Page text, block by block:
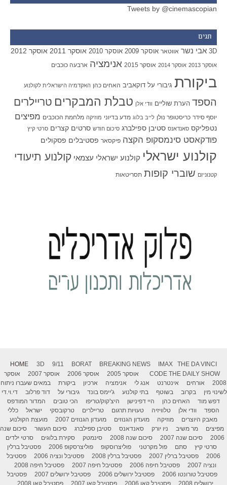
Tweets by @cinemascopian
תגים
3D אבי נשר אווטאר אוסקר 2009 אוסקר 2010 אוסקר 2011 אוסקר 2012
אוסקר 2013 אוסקר 2014 אוסקר 2015 אנימציה ארבעה כוכבים
ביקורת גיבורי על דוקאביב האחים כהן האקדמיה הישראלית לקולנוע
הספד הערת שוליים וודי אלן טבלת המבקרים טריילרים
יוסף סידר כריסטופר נולן לייב בלוג מדע בדיוני מוזיקה מלחמת הכוכבים מפיצים
נטפליקס סאנדאנס סטיבן ספילברג סיכום חודש סרטים קצרים סרטי קיץ
פודקאסט סינמסקופ הקצה פיקסאר פסטיבלים פסקולים
קולנוע ישראלי קולנוע ישראלי עצמאי קולנוע תיעודי
קטנוניזם שוברי קופות תסריטאות
HOME 3D 9/11 BORAT BREAKING NEWS IMAX
THE DA VINCI
CODE THE DAILY SHOW אוסקר 2005 אוסקר 2006 אוסקר 2007
אוסקר
2008
אורחים אינטרנט אנג לי אנימציה ארכיון ביקורת
במאים שעברו ניתוח
לשינוי מין
בקרוב בשוטף בתי קולנוע ג'יימס בונד גיבורי על דוד פרלוב
די.וי.די
דפש מוד
האחים כהן היי דפינישן היצ'קוק/טריפו הכי טובים
המדור המודפס
הספד
וודי אלן טלוויזיה טעויות תרגום טריילרים טרקובסקי ישראל
כללי
מאבק היוצרים
מוזיקה מועדון הגנוזים מועדון הגנוזים 2007
מועצת הקולנוע
מפיצים
מר משיב ניו יורק סאנדאנס סטיבן ספילברג סיכום העשור
סיכום שנה
2006
סיכום שנה 2007 סיכום שנה 2008 סינמטק סקירת בלוגים
סרטי ילדים
סרטי קיץ
סתם פול מקרטני פוליצרוסקופ פוליצרסקופ 2006
פסטיבל ברלין
2006
פסטיבל ברלין 2007 פסטיבל ברלין 2008 פסטיבל ונציה 2006
פסטיבל
ונציה 2007
פסטיבל חיפה 2006 פסטיבל חיפה 2007
פסטיבל חיפה 2008
פסטיבל טורונטו 2006
פסטיבל ירושלים 2006 פסטיבל ירושלים 2007
פסטיבל